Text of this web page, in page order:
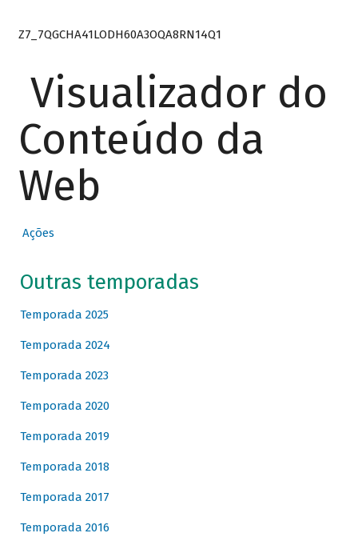
Z7_7QGCHA41LODH60A3OQA8RN14Q1
Visualizador do
Conteúdo da
Web
Ações
Outras temporadas
Temporada 2025
Temporada 2024
Temporada 2023
Temporada 2020
Temporada 2019
Temporada 2018
Temporada 2017
Temporada 2016